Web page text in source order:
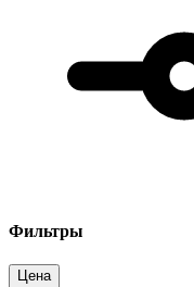
Фильтры
Цена